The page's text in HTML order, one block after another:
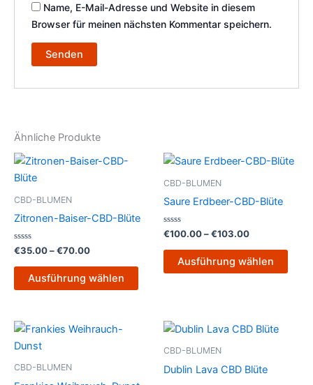
Name, E-Mail-Adresse und Website in diesem
Browser für meinen nächsten Kommentar speichern.
Ähnliche Produkte
CBD-BLUMEN
Zitronen-Baiser-CBD-Blüte
Bewertet
0
€35.00–€70.00
Preisspanne:
Ausführung wählen
Dieses
Produkt
Varianten
Optionen
können
Produktseite
CBD-BLUMEN
Saure Erdbeer-CBD-Blüte
Bewertet
0
€100.00–€103.00
Preisspanne:
Ausführung wählen
CBD-BLUMEN
Preisspanne:
Dieses
ProduktCBD-BLUMEN
Dublin Lava CBD Blüte
Preisspanne: